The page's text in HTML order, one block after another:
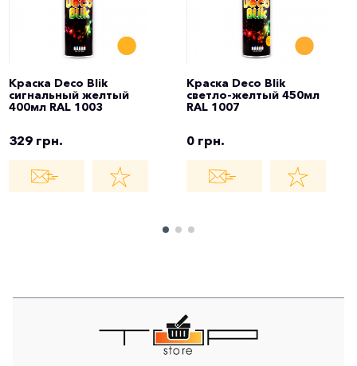
Краска Deco Blik
сигнальный желтый
400мл RAL 1003
329 грн.
Краска Deco Blik
светло-желтый 450мл
RAL 1007
0 грн.